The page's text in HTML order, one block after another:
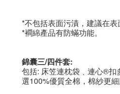
*不包括表面污漬，建議在
*襇綿產品有防蟎功能。
錦囊三/四件套:
包括: 床笠連枕袋﹑連心®
選100%優質全棉，棉紗更